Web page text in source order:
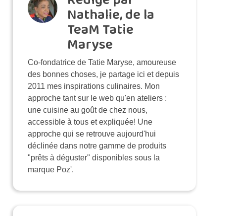
Nathalie, de la
TeaM Tatie
Maryse
Co-fondatrice de Tatie Maryse, amoureuse
des bonnes choses, je partage ici et depuis
2011 mes inspirations culinaires. Mon
approche tant sur le web qu'en ateliers :
une cuisine au goût de chez nous,
accessible à tous et expliquée! Une
approche qui se retrouve aujourd'hui
déclinée dans notre gamme de produits
"prêts à déguster" disponibles sous la
marque Poz'.